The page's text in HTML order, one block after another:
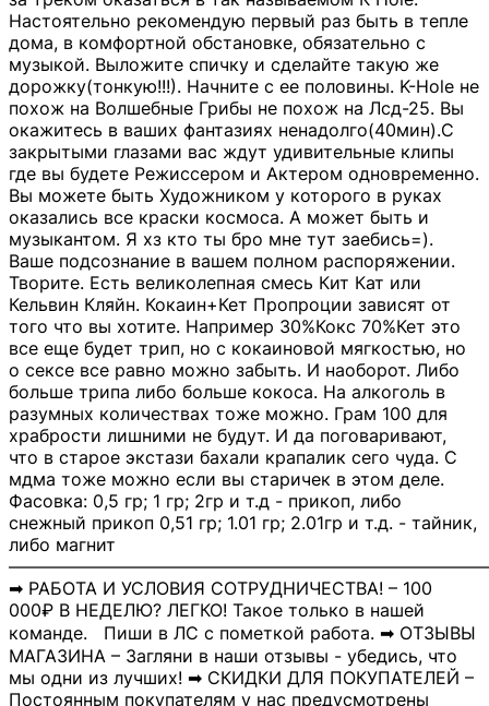
Настоятельно рекомендую первый раз быть в тепле
дома, в комфортной обстановке, обязательно с
музыкой. Выложите спичку и сделайте такую же
дорожку(тонкую!!!). Начните с ее половины. K-Hole не
похож на Волшебные Грибы не похож на Лсд-25. Вы
окажитесь в ваших фантазиях ненадолго(40мин).С
закрытыми глазами вас ждут удивительные клипы
где вы будете Режиссером и Актером одновременно.
Вы можете быть Художником у которого в руках
оказались все краски космоса. А может быть и
музыкантом. Я хз кто ты бро мне тут заебись=).
Ваше подсознание в вашем полном распоряжении.
Творите. Есть великолепная смесь Кит Кат или
Кельвин Кляйн. Кокаин+Кет Пропроции зависят от
того что вы хотите. Например 30%Кокс 70%Кет это
все еще будет трип, но с кокаиновой мягкостью, но
о сексе все равно можно забыть. И наоборот. Либо
больше трипа либо больше кокоса. На алкоголь в
разумных количествах тоже можно. Грам 100 для
храбрости лишними не будут. И да поговаривают,
что в старое экстази бахали крапалик сего чуда. С
мдма тоже можно если вы старичек в этом деле.
Фасовка: 0,5 гр; 1 гр; 2гр и т.д - прикоп, либо
снежный прикоп 0,51 гр; 1.01 гр; 2.01гр и т.д. - тайник,
либо магнит
➡ РАБОТА И УСЛОВИЯ СОТРУДНИЧЕСТВА! – 100
000₽ В НЕДЕЛЮ? ЛЕГКО! Такое только в нашей
команде. Пиши в ЛС с пометкой работа. ➡ ОТЗЫВЫ
МАГАЗИНА – Загляни в наши отзывы - убедись, что
мы одни из лучших! ➡ СКИДКИ ДЛЯ ПОКУПАТЕЛЕЙ –
Постоянным покупателям у нас предусмотрены